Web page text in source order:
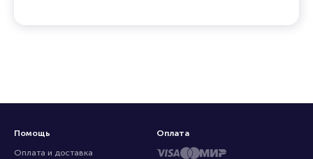
Помощь
Оплата и доставка
Оплата